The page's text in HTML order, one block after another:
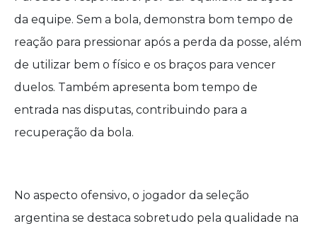
da equipe. Sem a bola, demonstra bom tempo de
reação para pressionar após a perda da posse, além
de utilizar bem o físico e os braços para vencer
duelos. Também apresenta bom tempo de
entrada nas disputas, contribuindo para a
recuperação da bola.
No aspecto ofensivo, o jogador da seleção
argentina se destaca sobretudo pela qualidade na